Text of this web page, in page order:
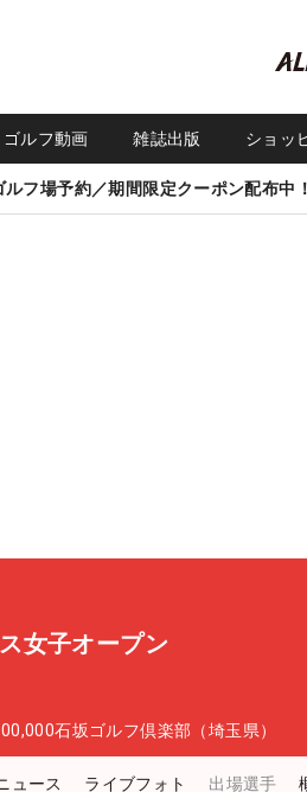
ゴルフ動画 雑誌出版 ショッ
ルフ場予約／期間限定クーポン配布中！
女子オープン
石坂ゴルフ倶楽部（埼玉県）
ュース ライブフォト 出場選手